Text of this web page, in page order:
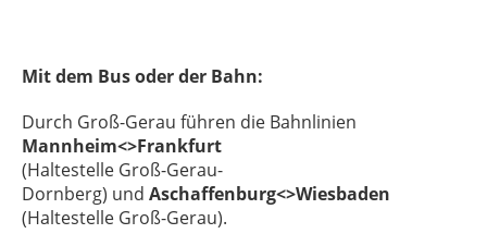
Mit dem Bus oder der Bahn:
Durch Groß-Gerau führen die Bahnlinien
Mannheim<>Frankfurt
(Haltestelle Groß-Gerau-
Dornberg) und Aschaffenburg<>Wiesbaden
(Haltestelle Groß-Gerau).